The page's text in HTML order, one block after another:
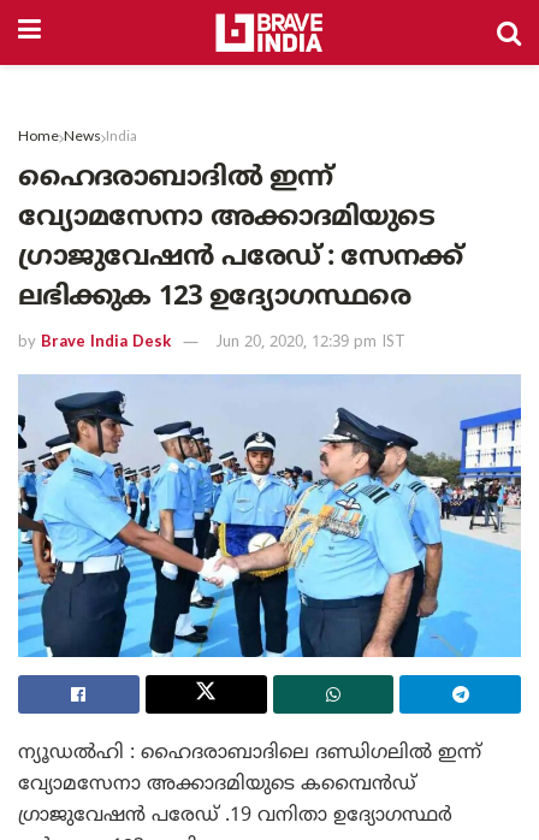
Home News India
ഹൈദരാബാദിൽ ഇന്ന്
വ്യോമസേനാ അക്കാദമിയുടെ
ഗ്രാജുവേഷൻ പരേഡ് : സേനക്ക്
ലഭിക്കുക 123 ഉദ്യോഗസ്ഥരെ
by Brave India Desk Jun 20, 2020, 12:39 pm IST
ന്യൂഡൽഹി : ഹൈദരാബാദിലെ ദണ്ഡിഗലിൽ ഇന്ന്
വ്യോമസേനാ അക്കാദമിയുടെ കമ്പൈൻഡ്
ഗ്രാജുവേഷൻ പരേഡ് .19 വനിതാ ഉദ്യോഗസ്ഥർ